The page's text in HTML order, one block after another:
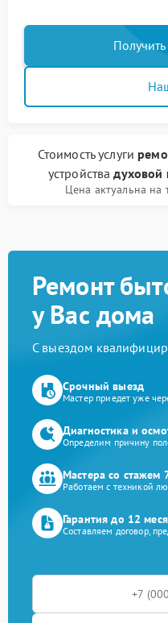
Стоимость услуги
устройствадуховой
Цена актуальна на
Ремонт
у Вас дома
С выездом
Срочный выезд
Мастер приедет уже
Диагностика и
Определим причину
Мастера со стажем
Работаем с техникой
Гарантия до 12
Составляем договор,